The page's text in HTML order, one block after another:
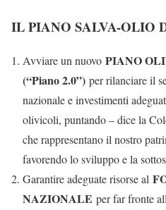
IL PIANO SALVA-OLIO
Avviare un nuovo PIANO
(“Piano 2.0”) per rilanciare il
nazionale e investimenti
olivicoli, puntando – dice la
che rappresentano il nostro
favorendo lo sviluppo e la
Garantire adeguate risorse al
NAZIONALE per far fronte